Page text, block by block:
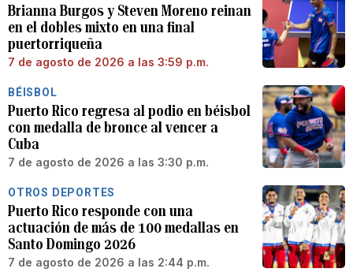
Brianna Burgos y Steven Moreno reinan
en el dobles mixto en una final
puertorriqueña
7 de agosto de 2026 a las 3:59 p.m.
BÉISBOL
Puerto Rico regresa al podio en béisbol
con medalla de bronce al vencer a
Cuba
7 de agosto de 2026 a las 3:30 p.m.
OTROS DEPORTES
Puerto Rico responde con una
actuación de más de 100 medallas en
Santo Domingo 2026
7 de agosto de 2026 a las 2:44 p.m.